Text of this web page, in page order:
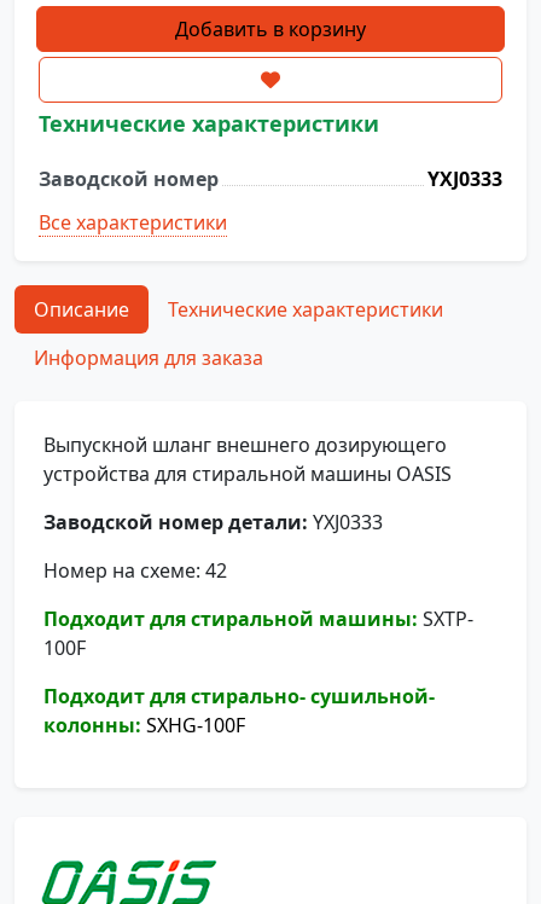
Количество
товара
шланг
(патрубок)
Добавить в корзину
Технические характеристики
Заводской номер
YXJ0333
Все характеристики
Описание
Технические характеристики
Информация для заказа
Выпускной шланг внешнего дозирующего
устройства для стиральной машины OASIS
Заводской номер детали: YXJ0333
Номер на схеме: 42
Подходит для стиральной машины: SXTP-
100F
Подходит для стирально- сушильной-
колонны: SXHG-100F